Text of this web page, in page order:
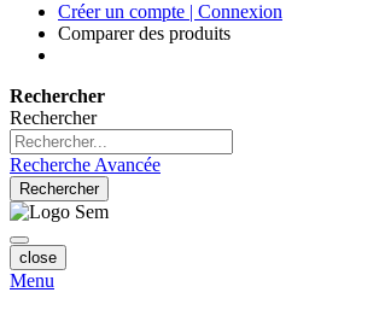
Créer un compte | Connexion
Comparer des produits
Rechercher
Rechercher
Recherche Avancée
Rechercher
close
Menu